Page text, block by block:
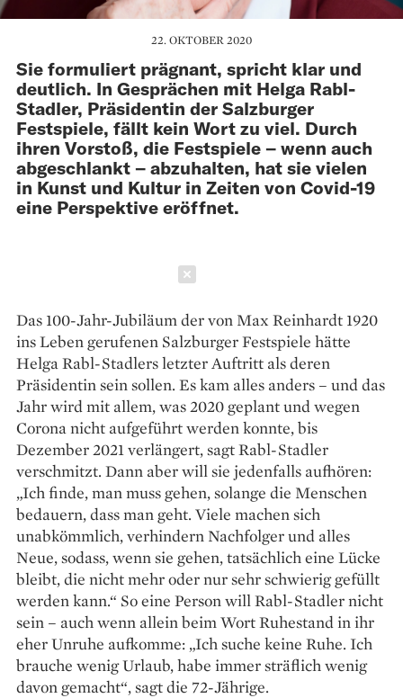
22. OKTOBER 2020
Sie formuliert prägnant, spricht klar und
deutlich. In Gesprächen mit Helga Rabl-
Stadler, Präsidentin der Salzburger
Festspiele, fällt kein Wort zu viel. Durch
ihren Vorstoß, die Festspiele – wenn auch
abgeschlankt – abzuhalten, hat sie vielen
in Kunst und Kultur in Zeiten von Covid-19
eine Perspektive eröffnet.
Das 100-Jahr-Jubiläum der von Max Reinhardt 1920
ins Leben gerufenen Salzburger Festspiele hätte
Helga Rabl-Stadlers letzter Auftritt als deren
Präsidentin sein sollen. Es kam alles anders – und das
Jahr wird mit allem, was 2020 geplant und wegen
Corona nicht aufgeführt werden konnte, bis
Dezember 2021 verlängert, sagt Rabl-Stadler
verschmitzt. Dann aber will sie jedenfalls aufhören:
„Ich finde, man muss gehen, solange die Menschen
bedauern, dass man geht. Viele machen sich
unabkömmlich, verhindern Nachfolger und alles
Neue, sodass, wenn sie gehen, tatsächlich eine ­Lücke
bleibt, die nicht mehr oder nur sehr ­schwierig ­gefüllt
werden kann.“ So eine Person will Rabl-Stadler nicht
sein – auch wenn allein beim Wort Ruhestand in ihr
eher ­Unruhe aufkomme: „Ich suche ­keine Ruhe. Ich
brauche wenig Urlaub, habe immer sträflich wenig
davon gemacht“, sagt die 72-Jährige.